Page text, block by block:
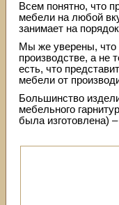
Всем понятно, что
мебели на любой
занимает на
Мы же уверены, что
производстве, а не
есть, что
мебели от
Большинство
мебельного
была изготовлена)